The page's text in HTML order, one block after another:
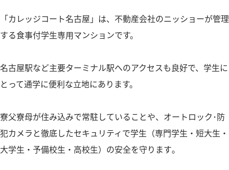
「カレッジコート名古屋」は、不動産会社のニッショーが管理
する食事付学生専用マンションです。
名古屋駅など主要ターミナル駅へのアクセスも良好で、学生に
とって通学に便利な立地にあります。
寮父寮母が住み込みで常駐していることや、オートロック･防
犯カメラと徹底したセキュリティで学生（専門学生・短大生・
大学生・予備校生・高校生）の安全を守ります｡